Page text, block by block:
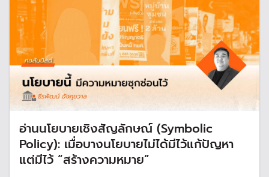
อ่านนโยบายเชิงสัญลักษณ์ (Symbolic
Policy): เมื่อบางนโยบายไม่ได้มีไว้แก้ปัญหา
แต่มีไว้ “สร้างความหมาย”